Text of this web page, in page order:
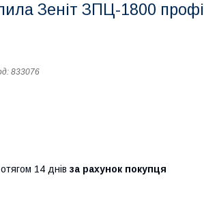
Зеніт ЗПЦ-1800 профі
833076
14 днів за рахунок покупця